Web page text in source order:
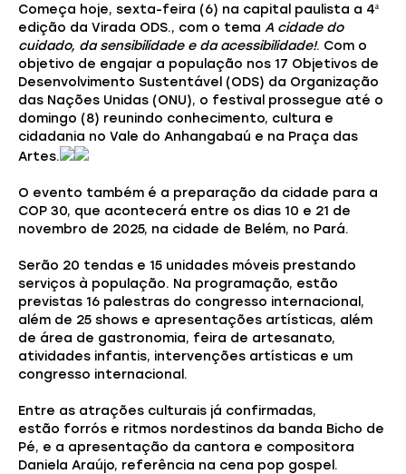
Começa hoje, sexta-feira (6) na capital paulista a 4ª
edição da Virada ODS., com o tema A cidade do
cuidado, da sensibilidade e da acessibilidade!. Com o
objetivo de engajar a população nos 17 Objetivos de
Desenvolvimento Sustentável (ODS) da Organização
das Nações Unidas (ONU), o festival prossegue até o
domingo (8) reunindo conhecimento, cultura e
cidadania no Vale do Anhangabaú e na Praça das
Artes.
O evento também é a preparação da cidade para a
COP 30, que acontecerá entre os dias 10 e 21 de
novembro de 2025, na cidade de Belém, no Pará.
Serão 20 tendas e 15 unidades móveis prestando
serviços à população. Na programação, estão
previstas 16 palestras do congresso internacional,
além de 25 shows e apresentações artísticas, além
de área de gastronomia, feira de artesanato,
atividades infantis, intervenções artísticas e um
congresso internacional.
Entre as atrações culturais já confirmadas,
estão forrós e ritmos nordestinos da banda Bicho de
Pé, e a apresentação da cantora e compositora
Daniela Araújo, referência na cena pop gospel.